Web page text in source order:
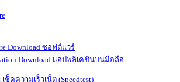
ซอฟต์แวร์
แอปพลิเคชันบนมือถือ
เช็คความเร็วเน็ต (Speedtest)